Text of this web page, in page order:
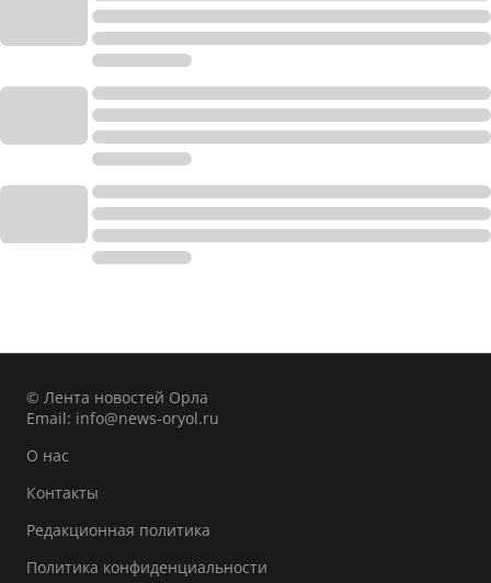
© Лента новостей Орла
Email: info@news-oryol.ru
О нас
Контакты
Редакционная политика
Политика конфиденциальности